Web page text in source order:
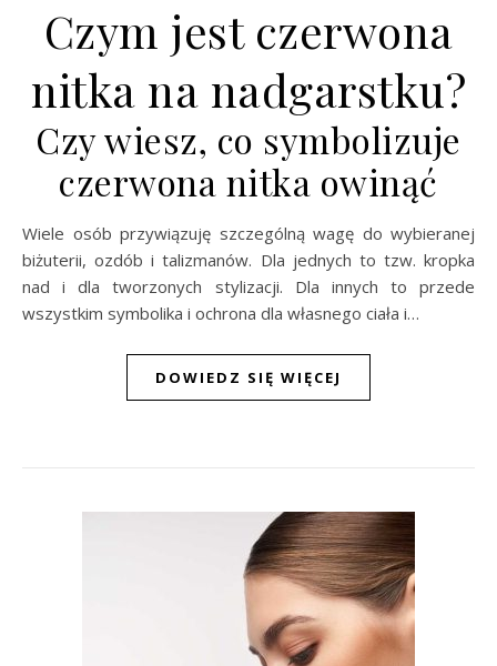
Czym jest czerwona
nitka na nadgarstku?
Czy wiesz, co symbolizuje
czerwona nitka owinąć
Wiele osób przywiązuję szczególną wagę do wybieranej
biżuterii, ozdób i talizmanów. Dla jednych to tzw. kropka
nad i dla tworzonych stylizacji. Dla innych to przede
wszystkim symbolika i ochrona dla własnego ciała i…
DOWIEDZ SIĘ WIĘCEJ